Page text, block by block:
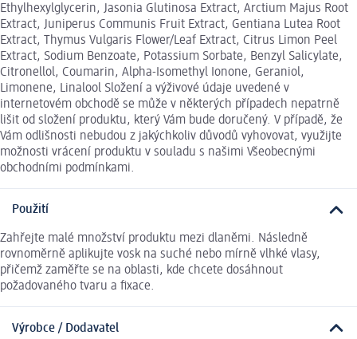
Ethylhexylglycerin, Jasonia Glutinosa Extract, Arctium Majus Root
Extract, Juniperus Communis Fruit Extract, Gentiana Lutea Root
Extract, Thymus Vulgaris Flower/Leaf Extract, Citrus Limon Peel
Extract, Sodium Benzoate, Potassium Sorbate, Benzyl Salicylate,
Citronellol, Coumarin, Alpha-Isomethyl Ionone, Geraniol,
Limonene, Linalool Složení a výživové údaje uvedené v
internetovém obchodě se může v některých případech nepatrně
lišit od složení produktu, který Vám bude doručený. V případě, že
Vám odlišnosti nebudou z jakýchkoliv důvodů vyhovovat, využijte
možnosti vrácení produktu v souladu s našimi Všeobecnými
obchodními podmínkami.
Použití
Zahřejte malé množství produktu mezi dlaněmi. Následně
rovnoměrně aplikujte vosk na suché nebo mírně vlhké vlasy,
přičemž zaměřte se na oblasti, kde chcete dosáhnout
požadovaného tvaru a fixace.
Výrobce / Dodavatel